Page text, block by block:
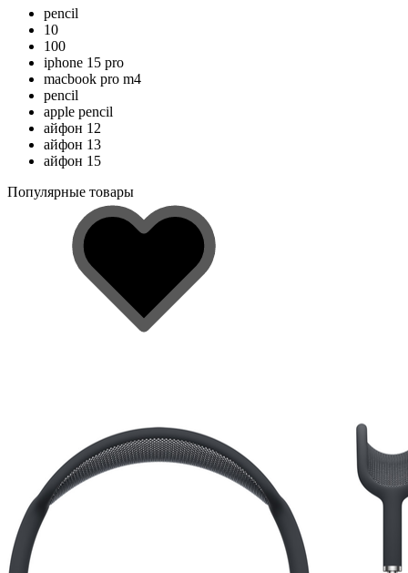
pencil
10
100
iphone 15 pro
macbook pro m4
pencil
apple pencil
айфон 12
айфон 13
айфон 15
Популярные товары